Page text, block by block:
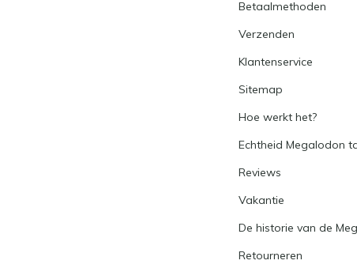
Betaalmethoden
Verzenden
Klantenservice
Sitemap
Hoe werkt het?
Echtheid Megalodon
Reviews
Vakantie
De historie van de
Retourneren